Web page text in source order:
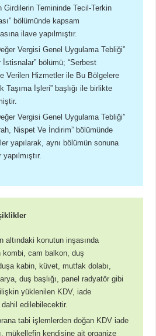
Girdilerin Temininde Tecil-Terkin
bölümünde kapsam
ilave yapılmıştır.
Vergisi Genel Uygulama Tebliği”
İstisnalar” bölümü; “Serbest
Verilen Hizmetler ile Bu Bölgelere
Taşıma İşleri” başlığı ile birlikte
Vergisi Genel Uygulama Tebliği”
Nispet Ve İndirim” bölümünde
yapılarak, aynı bölümün sonuna
altındaki konutun inşasında
kombi, cam balkon, duş
kabin, küvet, mutfak dolabı,
duş başlığı, panel radyatör gibi
yüklenilen KDV, iade
dahil edilebilecektir.
tabi işlemlerden doğan KDV iade
mükellefin kendisine ait organize